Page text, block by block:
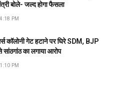
मंत्री बोले- जल्द होगा फैसला
PM
कॉलोनी गेट हटाने पर घिरे SDM, BJP
सांठगांठ का लगाया आरोप
PM